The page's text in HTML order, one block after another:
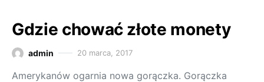
Gdzie chować złote monety
admin 20 marca, 2017
Amerykanów ogarnia nowa gorączka. Gorączka